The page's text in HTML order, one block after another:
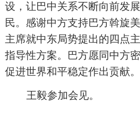
设，让巴中关系不断向前发
民。感谢中方支持巴方斡旋
主席就中东局势提出的四点
指导性方案。巴方愿同中方
促进世界和平稳定作出贡献。
王毅参加会见。